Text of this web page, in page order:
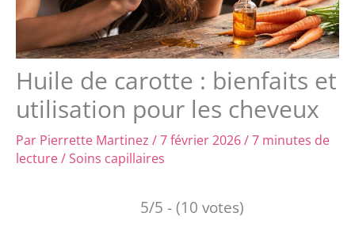
Huile de carotte : bienfaits et
utilisation pour les cheveux
Par Pierrette Martinez /7 février 2026/7 minutes de
lecture/Soins capillaires
5/5 - (10 votes)